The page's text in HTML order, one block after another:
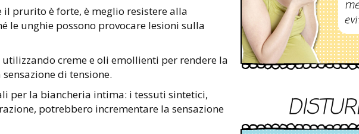
il prurito è forte, è meglio resistere alla
le unghie possono provocare lesioni sulla
creme e oli emollienti per rendere la
di tensione.
per la biancheria intima: i tessuti sintetici,
potrebbero incrementare la sensazione